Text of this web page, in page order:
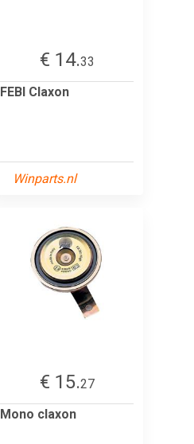
€ 14.33
FEBI Claxon
Winparts.nl
€ 15.27
Mono claxon